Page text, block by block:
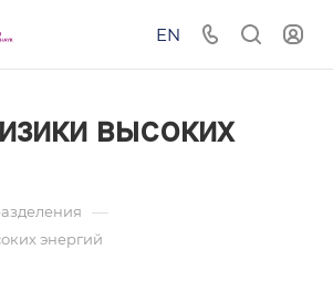
EN
высоких
—
энергий